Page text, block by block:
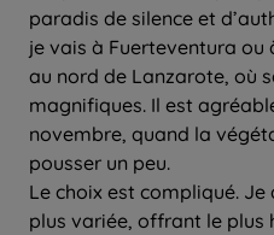
paradis de silence et
je vais à Fuerteventura
au nord de Lanzarote, où
magnifiques. Il est
novembre, quand la
pousser un peu.
Le choix est compliqué.
plus variée, offrant le plus